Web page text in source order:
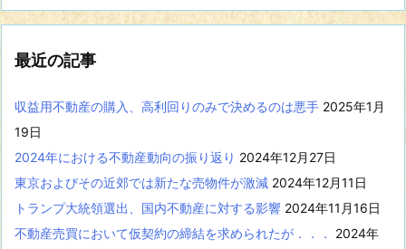
事
を
示
最近の記事
収益用不動産の購入、高利回りのみで決めるのは悪手 2025年1月
19日
2024年における不動産動向の振り返り 2024年12月27日
東京およびその近郊では新たな売物件が激減 2024年12月11日
トランプ大統領選出、国内不動産に対する影響 2024年11月16日
不動産売買において仮契約の締結を求められたが．．．
2024年